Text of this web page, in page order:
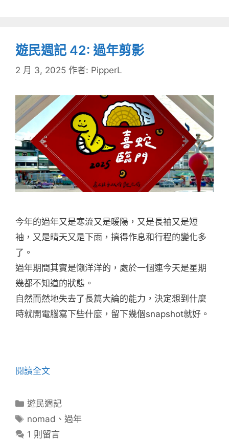
遊民週記 42: 過年剪影
2 月 3, 2025 作者: PipperL
今年的過年又是寒流又是暖陽，又是長袖又是短
袖，又是晴天又是下雨，搞得作息和行程的變化多
了。
過年期間其實是懶洋洋的，處於一個連今天是星期
幾都不知道的狀態。
自然而然地失去了長篇大論的能力，決定想到什麼
時就開電腦寫下些什麼，留下幾個snapshot就好。
閱讀全文
分
遊民週記
標
籤
nomad 、過年
1 則留言